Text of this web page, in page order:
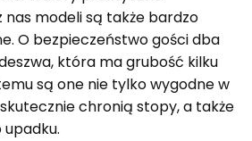
modeli są także bardzo
O bezpieczeństwo gości dba
która ma grubość kilku
są one nie tylko wygodne w
chronią stopy, a także